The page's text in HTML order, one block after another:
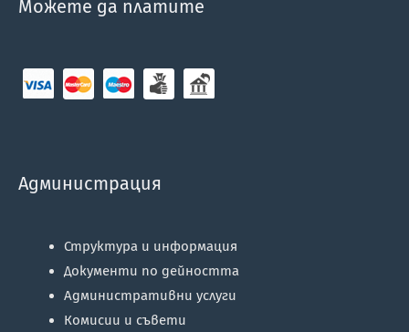
Можете да платите
Администрация
Структура и информация
Документи по дейността
Административни услуги
Комисии и съвети